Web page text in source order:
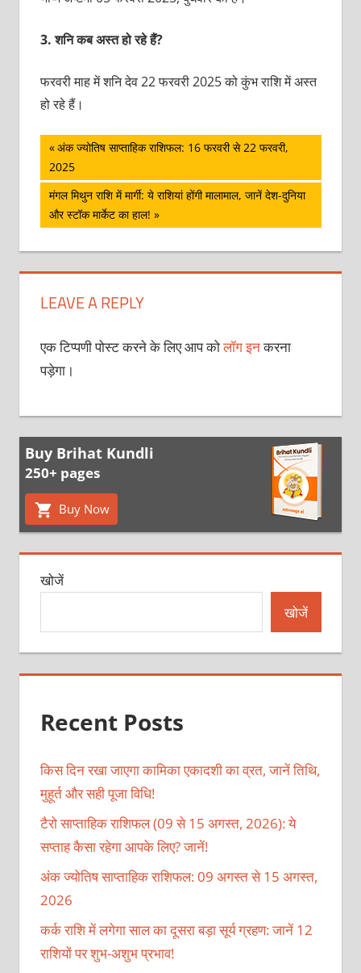
3.शनि कब अस्त हो रहे हैं?
फरवरी माह में शनि देव 22 फरवरी 2025 को कुंभ राशि में अस्त
हो रहे हैं।
पोस्ट
नेविगेशन
Previous
Post:
अंक ज्योतिष साप्ताहिक राशिफल: 16 फरवरी से 22 फरवरी,
2025
Next
Post:
मंगल मिथुन राशि में मार्गी: ये राशियां होंगी मालामाल, जानें देश-दुनिया
और स्‍टॉक मार्केट का हाल!
LEAVE A REPLY
एक टिप्पणी पोस्ट करने के लिए आप कोलॉग इनकरना
पड़ेगा।
Buy Brihat Kundli
250+ pages
Buy Now
खोजें
खोजें
Recent Posts
किस दिन रखा जाएगा कामिका एकादशी का व्रत, जानें तिथि,
मुहूर्त और सही पूजा विधि!
टैरो साप्ताहिक राशिफल (09 से 15 अगस्त, 2026): ये
सप्ताह कैसा रहेगा आपके लिए? जानें!
अंक ज्योतिष साप्ताहिक राशिफल: 09 अगस्त से 15 अगस्त,
2026
कर्क राशि में लगेगा साल का दूसरा बड़ा सूर्य ग्रहण: जानें 12
राशियों पर शुभ-अशुभ प्रभाव!